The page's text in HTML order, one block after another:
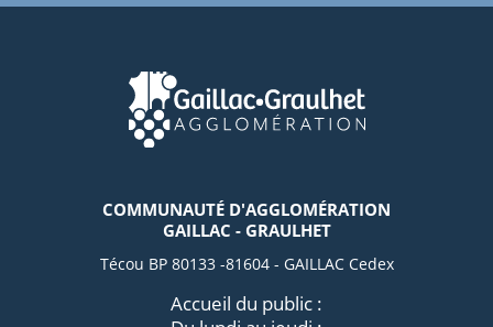
COMMUNAUTÉ D'AGGLOMÉRATION
GAILLAC - GRAULHET
Técou BP 80133 -81604 - GAILLAC Cedex
Accueil du public :